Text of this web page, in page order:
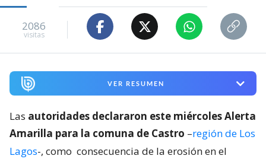
2086
visitas
VER RESUMEN
Las autoridades declararon este miércoles Alerta
Amarilla para la comuna de Castro –región de Los
Lagos-, como consecuencia de la erosión en el